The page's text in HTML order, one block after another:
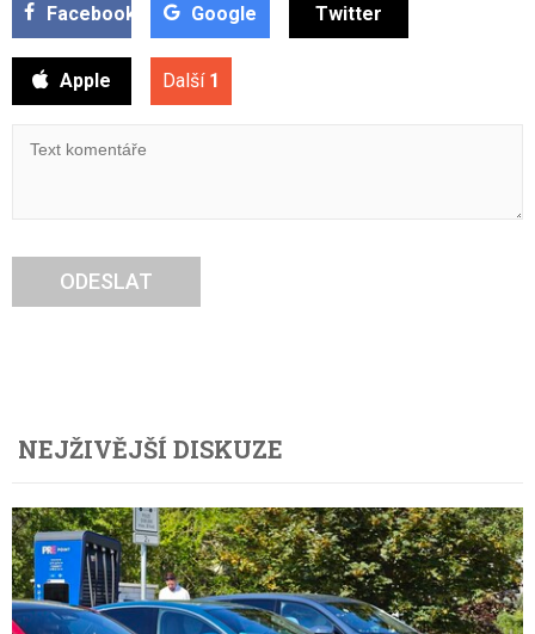
Facebook Google Twitter
Apple Další 1
ODESLAT
NEJŽIVĚJŠÍ DISKUZE